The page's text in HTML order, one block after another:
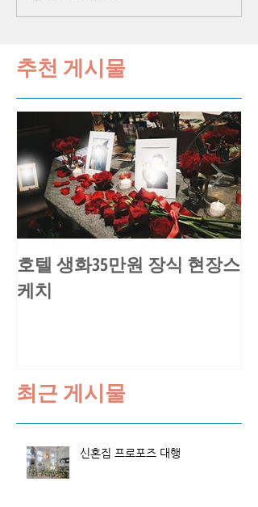
추천 게시물
호텔 생화35만원 장식 현장스
케치
최근 게시물
신혼집 프로포즈 대행